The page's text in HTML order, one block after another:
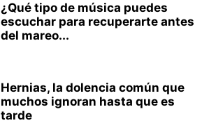
¿Qué tipo de música puedes
escuchar para recuperarte antes
del mareo...
Hernias, la dolencia común que
muchos ignoran hasta que es
tarde